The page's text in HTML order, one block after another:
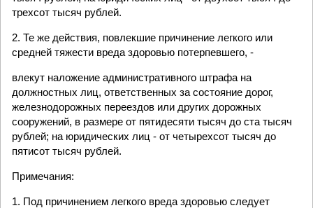
трехсот тысяч рублей.
2. Те же действия, повлекшие причинение легкого или
средней тяжести вреда здоровью потерпевшего, -
влекут наложение административного штрафа на
должностных лиц, ответственных за состояние дорог,
железнодорожных переездов или других дорожных
сооружений, в размере от пятидесяти тысяч до ста тысяч
рублей; на юридических лиц - от четырехсот тысяч до
пятисот тысяч рублей.
Примечания:
1. Под причинением легкого вреда здоровью следует